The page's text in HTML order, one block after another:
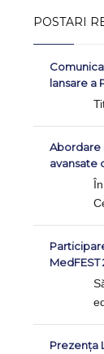
POSTARI
lansare a
Abordare
avansate
MedFEST
Prezența